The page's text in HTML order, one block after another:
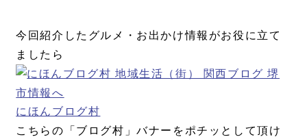
今回紹介したグルメ・お出かけ情報がお役に立て
ましたら
にほんブログ村
こちらの「ブログ村」バナーをポチッとして頂け